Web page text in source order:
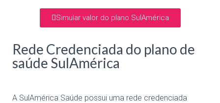
Simular valor do plano SulAmérica
Rede Credenciada do plano de
saúde SulAmérica
A SulAmérica Saúde possui uma rede credenciada